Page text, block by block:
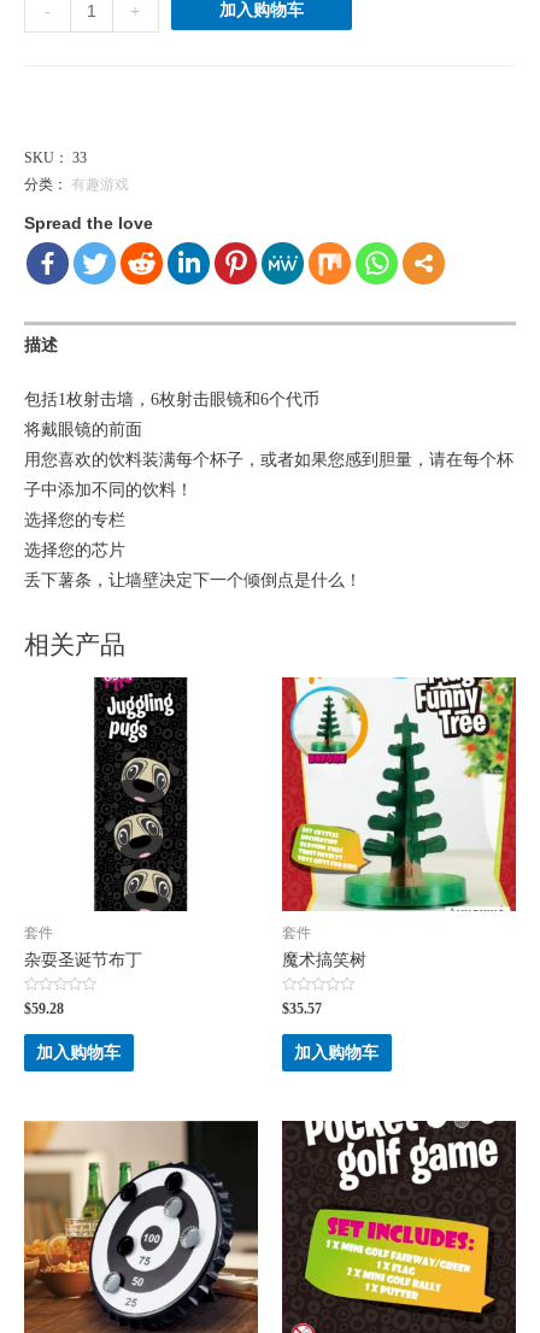
-
墙
戏
数
量
+ 加入购物车
SKU： 33
分类： 有趣游戏
Spread the love
描述
包括1枚射击墙，6枚射击眼镜和6个代币
将戴眼镜的前面
用您喜欢的饮料装满每个杯子，或者如果您感到胆量，请在每个杯
子中​​添加不同的饮料！
选择您的专栏
选择您的芯片
丢下薯条，让墙壁决定下一个倾倒点是什么！
相关产品
套件
杂耍圣诞节布丁
评
分
0
&sol;
$59.28
加入购物车
套件
魔术搞笑树
评
分
0
&sol;
$35.57
加入购物车